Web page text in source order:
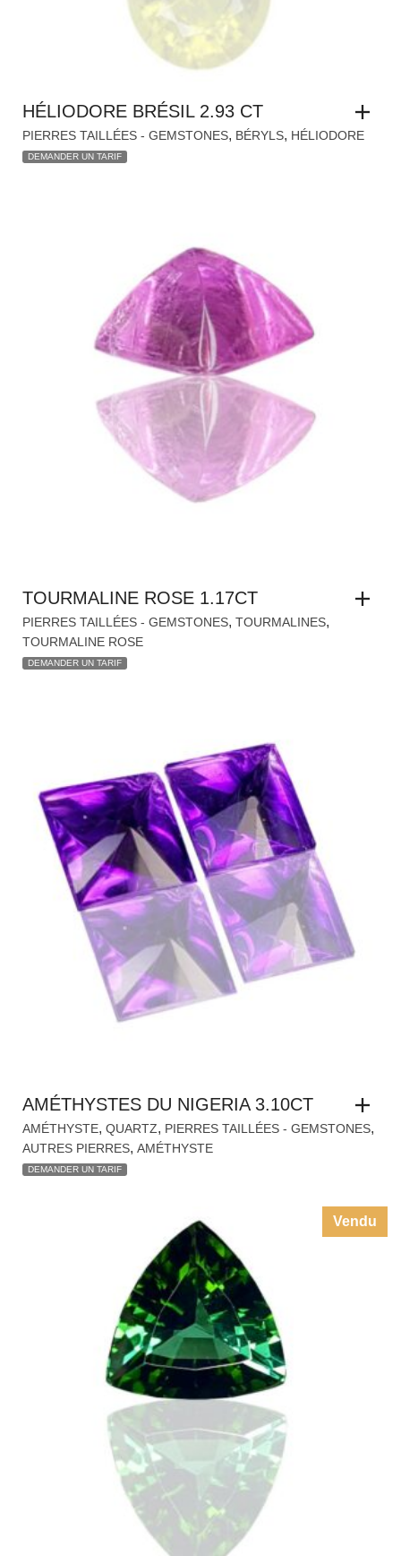
HÉLIODORE BRÉSIL 2.93 CT
PIERRES TAILLÉES - GEMSTONES, BÉRYLS, HÉLIODORE
DEMANDER UN TARIF
TOURMALINE ROSE 1.17CT
PIERRES TAILLÉES - GEMSTONES, TOURMALINES,
TOURMALINE ROSE
DEMANDER UN TARIF
AMÉTHYSTES DU NIGERIA 3.10CT
AMÉTHYSTE, QUARTZ, PIERRES TAILLÉES - GEMSTONES,
AUTRES PIERRES, AMÉTHYSTE
DEMANDER UN TARIF
Vendu